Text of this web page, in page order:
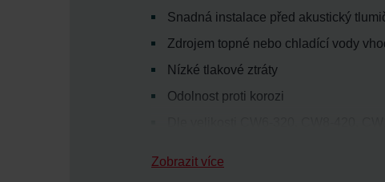
Snadná instalace před akustický
Zdrojem topné nebo chladící vody
Nízké tlakové ztráty
Odolnost proti korozi
Zobrazit více